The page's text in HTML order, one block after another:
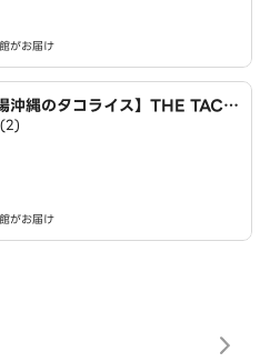
がお届け
沖縄のタコライス】THE TACO
HOUSE 伏見区向島東定請店
(2)
がお届け